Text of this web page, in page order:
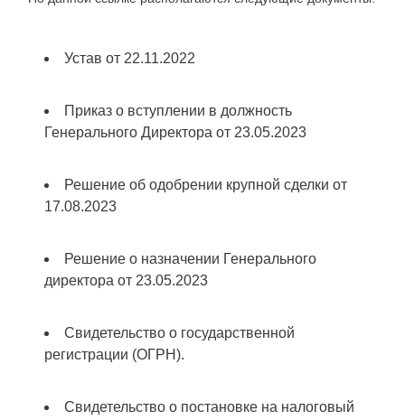
Устав от 22.11.2022
Приказ о вступлении в должность
Генерального Директора от 23.05.2023
Решение об одобрении крупной сделки от
17.08.2023
Решение о назначении Генерального
директора от 23.05.2023
Свидетельство о государственной
регистрации (ОГРН).
Свидетельство о постановке на налоговый